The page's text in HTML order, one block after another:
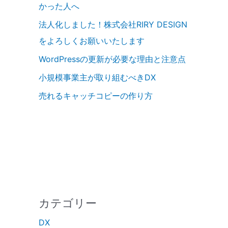
かった人へ
法人化しました！株式会社RIRY DESIGN
をよろしくお願いいたします
WordPressの更新が必要な理由と注意点
小規模事業主が取り組むべきDX
売れるキャッチコピーの作り方
カテゴリー
DX